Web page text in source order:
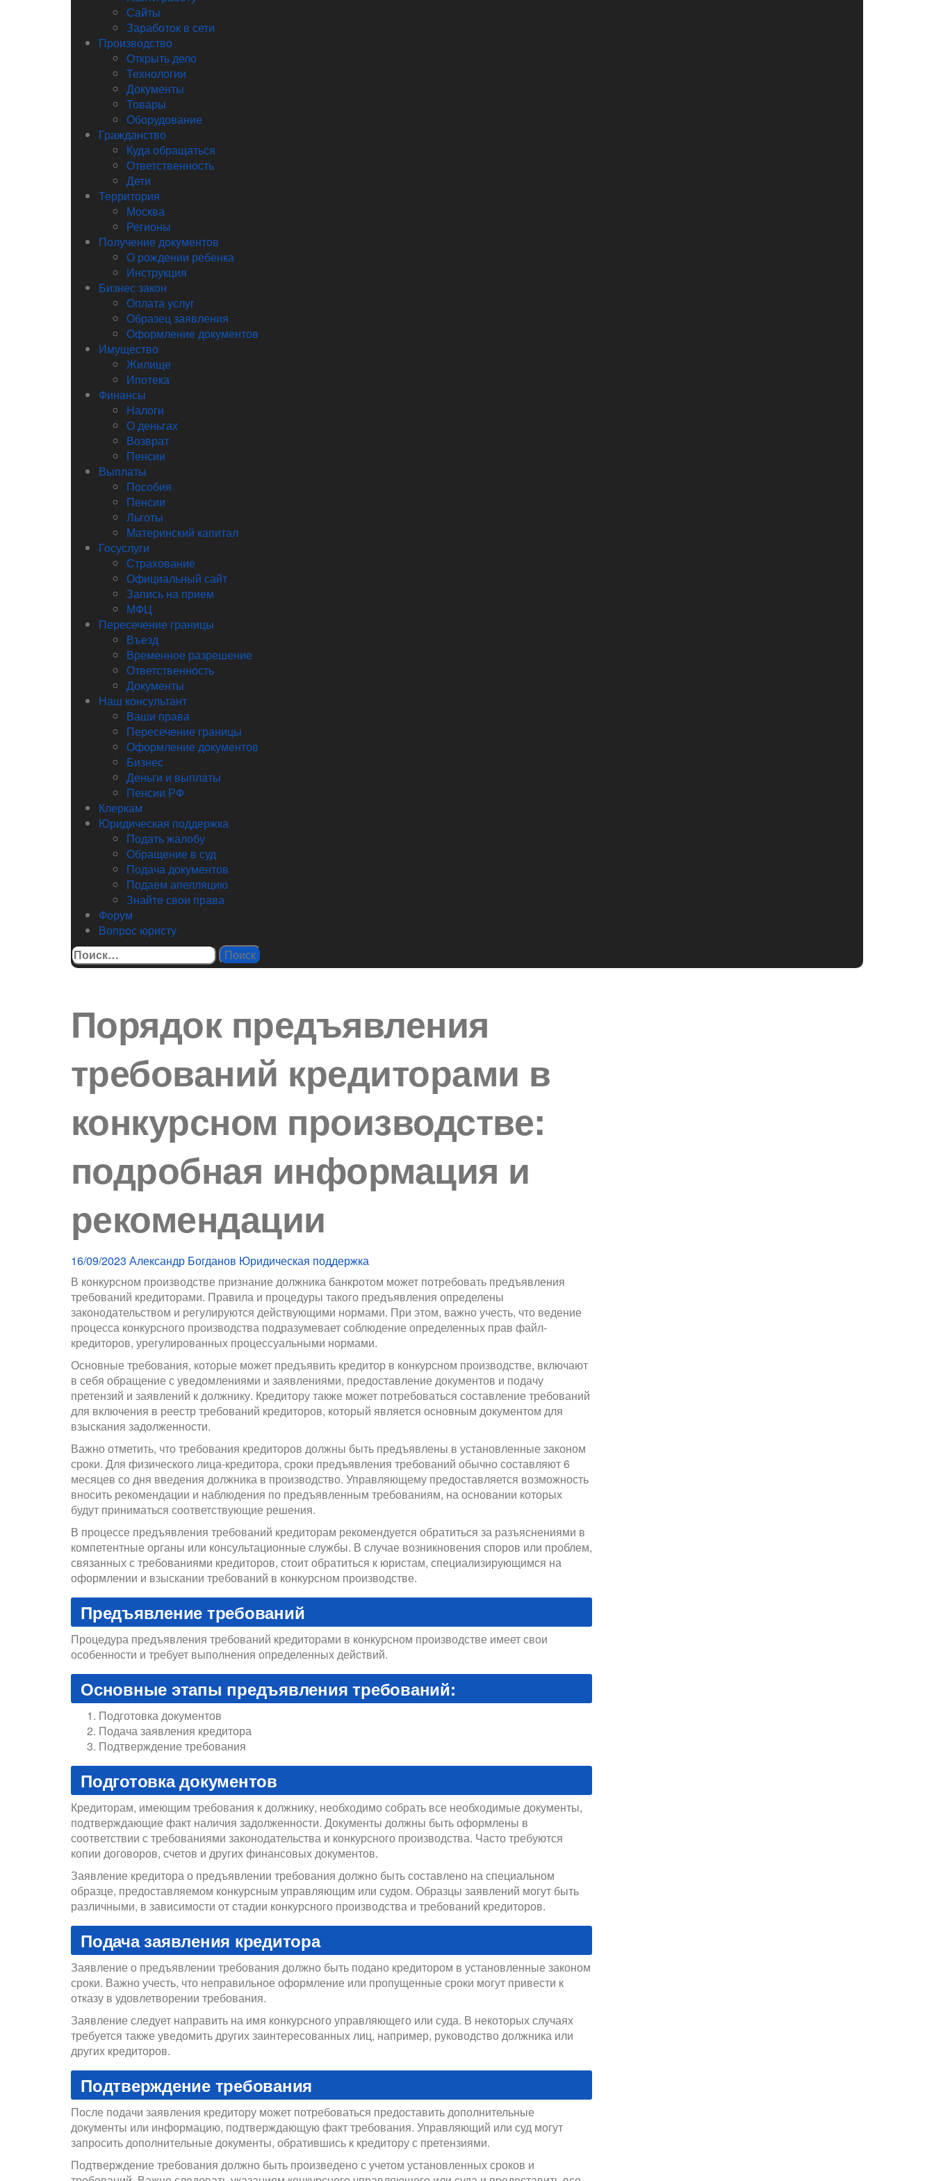
Сайты
Заработок в сети
Производство
Открыть дело
Технологии
Документы
Товары
Оборудование
Гражданство
Куда обращаться
Ответственность
Дети
Территория
Москва
Регионы
Получение документов
О рождении ребенка
Инструкция
Бизнес закон
Оплата услуг
Образец заявления
Оформление документов
Имущество
Жилище
Ипотека
Финансы
Налоги
О деньгах
Возврат
Пенсии
Выплаты
Пособия
Пенсии
Льготы
Материнский капитал
Госуслуги
Страхование
Официальный сайт
Запись на прием
МФЦ
Пересечение границы
Въезд
Временное разрешение
Ответственность
Документы
Наш консультант
Ваши права
Пересечение границы
Оформление документов
Бизнес
Деньги и выплаты
Пенсии РФ
Клеркам
Юридическая поддержка
Подать жалобу
Обращение в суд
Подача документов
Подаем апелляцию
Знайте свои права
Форум
Вопрос юристу
Найти:
Порядок предъявления
требований кредиторами в
конкурсном производстве:
подробная информация и
рекомендации
16/09/2023 Александр Богданов Юридическая поддержка
В конкурсном производстве признание должника банкротом может потребовать предъявления
требований кредиторами. Правила и процедуры такого предъявления определены
законодательством и регулируются действующими нормами. При этом, важно учесть, что ведение
процесса конкурсного производства подразумевает соблюдение определенных прав файл-
кредиторов, урегулированных процессуальными нормами.
Основные требования, которые может предъявить кредитор в конкурсном производстве, включают
в себя обращение с уведомлениями и заявлениями, предоставление документов и подачу
претензий и заявлений к должнику. Кредитору также может потребоваться составление требований
для включения в реестр требований кредиторов, который является основным документом для
взыскания задолженности.
Важно отметить, что требования кредиторов должны быть предъявлены в установленные законом
сроки. Для физического лица-кредитора, сроки предъявления требований обычно составляют 6
месяцев со дня введения должника в производство. Управляющему предоставляется возможность
вносить рекомендации и наблюдения по предъявленным требованиям, на основании которых
будут приниматься соответствующие решения.
В процессе предъявления требований кредиторам рекомендуется обратиться за разъяснениями в
компетентные органы или консультационные службы. В случае возникновения споров или проблем,
связанных с требованиями кредиторов, стоит обратиться к юристам, специализирующимся на
оформлении и взыскании требований в конкурсном производстве.
Предъявление требований
Процедура предъявления требований кредиторами в конкурсном производстве имеет свои
особенности и требует выполнения определенных действий.
Основные этапы предъявления требований:
Подготовка документов
Подача заявления кредитора
Подтверждение требования
Подготовка документов
Кредиторам, имеющим требования к должнику, необходимо собрать все необходимые документы,
подтверждающие факт наличия задолженности. Документы должны быть оформлены в
соответствии с требованиями законодательства и конкурсного производства. Часто требуются
копии договоров, счетов и других финансовых документов.
Заявление кредитора о предъявлении требования должно быть составлено на специальном
образце, предоставляемом конкурсным управляющим или судом. Образцы заявлений могут быть
различными, в зависимости от стадии конкурсного производства и требований кредиторов.
Подача заявления кредитора
Заявление о предъявлении требования должно быть подано кредитором в установленные законом
сроки. Важно учесть, что неправильное оформление или пропущенные сроки могут привести к
отказу в удовлетворении требования.
Заявление следует направить на имя конкурсного управляющего или суда. В некоторых случаях
требуется также уведомить других заинтересованных лиц, например, руководство должника или
других кредиторов.
Подтверждение требования
После подачи заявления кредитору может потребоваться предоставить дополнительные
документы или информацию, подтверждающую факт требования. Управляющий или суд могут
запросить дополнительные документы, обратившись к кредитору с претензиями.
Подтверждение требования должно быть произведено с учетом установленных сроков и